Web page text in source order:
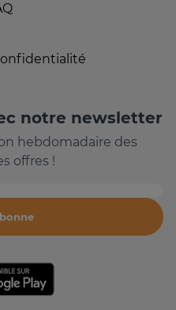
notre newsletter
hebdomadaire des
offres !